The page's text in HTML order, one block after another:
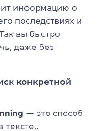
информацию о
последствиях и
вы быстро
даже без
конкретной
— это способ